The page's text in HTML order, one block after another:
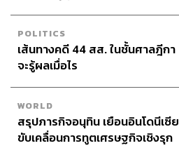
POLITICS
เส้นทางคดี 44 สส. ในชั้นศาลฎีกา
จะรู้ผลเมื่อไร
WORLD
สรุปภารกิจอนุทิน เยือนอินโดนีเซีย
ขับเคลื่อนการทูตเศรษฐกิจเชิงรุก